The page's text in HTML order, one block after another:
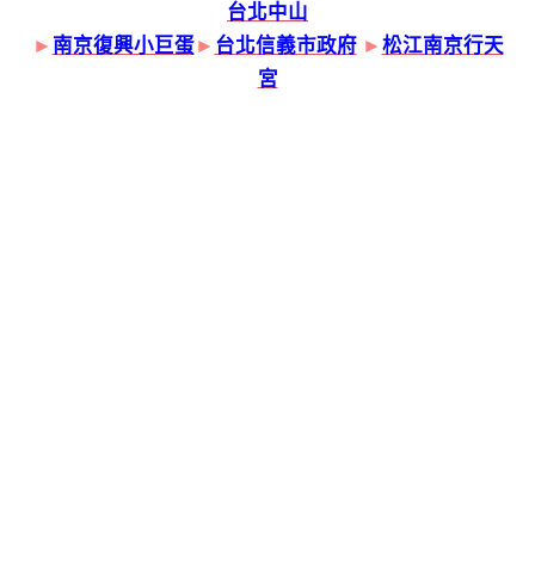
台北中山
► 南京復興小巨蛋► 台北信義市政府► 松江南京行天
宮